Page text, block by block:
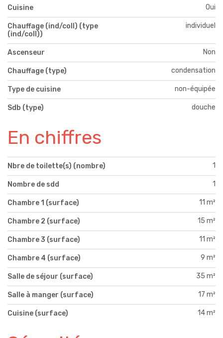
Cuisine Oui
Chauffage (ind/coll) (type
(ind/coll))
individuel
Ascenseur Non
Chauffage (type) condensation
Type de cuisine non-équipée
Sdb (type) douche
En chiffres
Nbre de toilette(s) (nombre) 1
Nombre de sdd 1
Chambre 1 (surface) 11 m²
Chambre 2 (surface) 15 m²
Chambre 3 (surface) 11 m²
Chambre 4 (surface) 9 m²
Salle de séjour (surface) 35 m²
Salle à manger (surface) 17 m²
Cuisine (surface) 14 m²